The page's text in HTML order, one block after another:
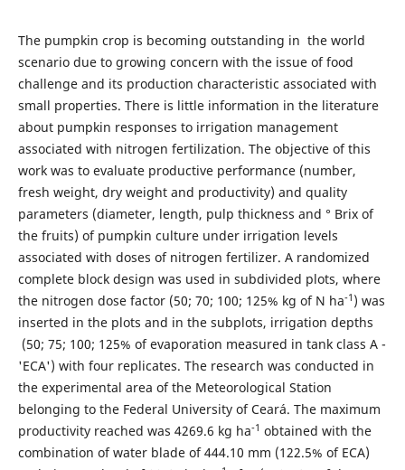
The pumpkin crop is becoming outstanding in the world
scenario due to growing concern with the issue of food
challenge and its production characteristic associated with
small properties. There is little information in the literature
about pumpkin responses to irrigation management
associated with nitrogen fertilization. The objective of this
work was to evaluate productive performance (number,
fresh weight, dry weight and productivity) and quality
parameters (diameter, length, pulp thickness and ° Brix of
the fruits) of pumpkin culture under irrigation levels
associated with doses of nitrogen fertilizer. A randomized
complete block design was used in subdivided plots, where
the nitrogen dose factor (50; 70; 100; 125% kg of N ha-1 ) was
inserted in the plots and in the subplots, irrigation depths
(50; 75; 100; 125% of evaporation measured in tank class A -
'ECA') with four replicates. The research was conducted in
the experimental area of the Meteorological Station
belonging to the Federal University of Ceará. The maximum
productivity reached was 4269.6 kg ha-1 obtained with the
combination of water blade of 444.10 mm (122.5% of ECA)